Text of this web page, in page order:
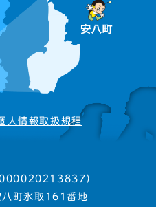
人情報取扱規程
）
町氷取161番地